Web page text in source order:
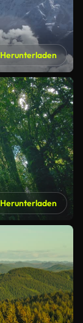
Herunterladen
Herunterladen